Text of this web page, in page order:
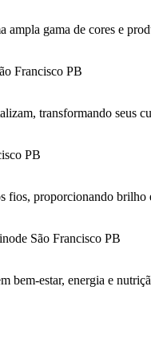
gama de cores e
transformando seus
fios, proporcionando brilho
bem-estar, energia e